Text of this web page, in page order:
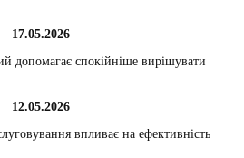
17.05.2026
допомагає спокійніше вирішувати
12.05.2026
впливає на ефективність